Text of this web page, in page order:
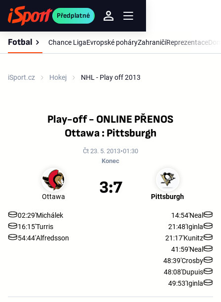
Předplatné
Fotbal Chance LigaEvropské poháryZahraničíReprezentace
iSport.cz Hokej NHL - Play off 2013
Play-off - ONLINE PŘENOS
Ottawa : Pittsburgh
Čt 23. 5. 2013 01:30
Konec
Ottawa Pittsburgh
3:7
02:29'Michálek
16:15'Turris
54:44'Alfredsson
14:54'Neal
21:48'Iginla
21:17'Kunitz
41:59'Neal
48:39'Crosby
48:08'Dupuis
49:53'Iginla